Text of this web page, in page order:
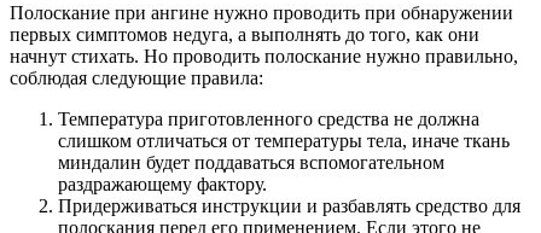
Полоскание при ангине нужно проводить при обнаружении
первых симптомов недуга, а выполнять до того, как они
начнут стихать. Но проводить полоскание нужно правильно,
соблюдая следующие правила:
Температура приготовленного средства не должна
слишком отличаться от температуры тела, иначе ткань
миндалин будет поддаваться вспомогательном
раздражающему фактору.
Придерживаться инструкции и разбавлять средство для
полоскания перед его применением. Если этого не